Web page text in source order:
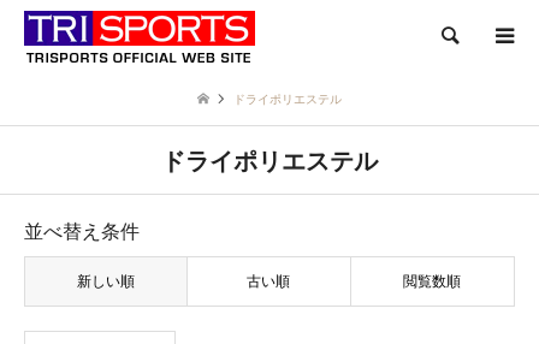
検索
ドライポリエステル
ドライポリエステル
並べ替え条件
新しい順 古い順 閲覧数順